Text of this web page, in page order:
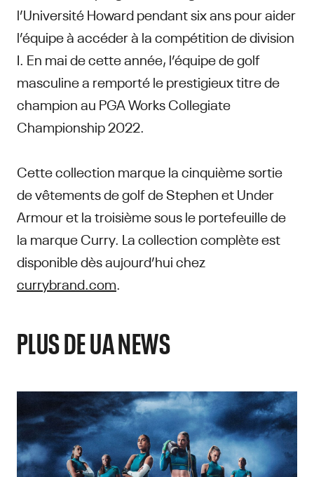
l’Université Howard pendant six ans pour aider
l’équipe à accéder à la compétition de division
I. En mai de cette année, l’équipe de golf
masculine a remporté le prestigieux titre de
champion au PGA Works Collegiate
Championship 2022.
Cette collection marque la cinquième sortie
de vêtements de golf de Stephen et Under
Armour et la troisième sous le portefeuille de
la marque Curry. La collection complète est
disponible dès aujourd’hui chez
currybrand.com
PLUS DE UA NEWS